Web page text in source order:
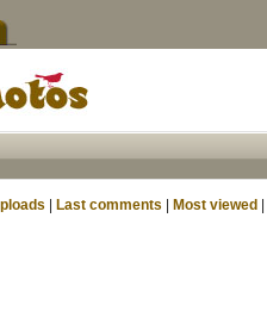
Last comments Most viewed